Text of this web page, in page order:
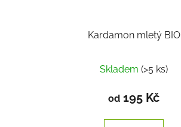
Kardamon mletý BIO
Skladem (>5 ks)
od 195 Kč